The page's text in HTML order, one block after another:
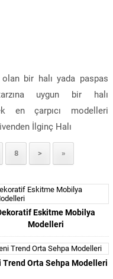
bir halı yada paspas
uygun bir halı
en çarpıcı modelleri
İlginç Halı
8 > »
Eskitme Mobilya
Modelleri
Trend Orta Sehpa Modelleri